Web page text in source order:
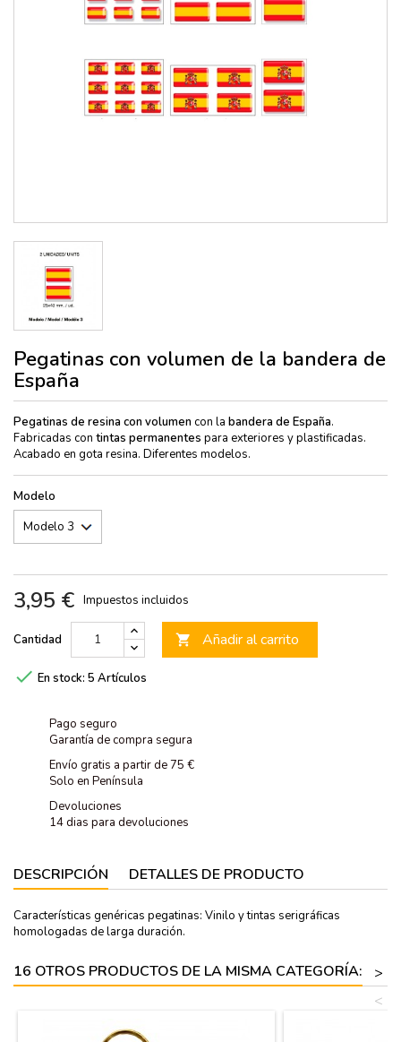
Pegatinas con volumen de la bandera de
España
Pegatinas de resina con volumen con la bandera de España.
Fabricadas con tintas permanentes para exteriores y plastificadas.
Acabado en gota resina. Diferentes modelos.
Modelo
3,95 € Impuestos incluidos
Cantidad  Añadir al carrito
 En stock: 5 Artículos
Pago seguro
Garantía de compra segura
Envío gratis a partir de 75 €
Solo en Península
Devoluciones
14 dias para devoluciones
DESCRIPCIÓN DETALLES DE PRODUCTO
Características genéricas pegatinas: Vinilo y tintas serigráficas
homologadas de larga duración.
16 OTROS PRODUCTOS DE LA MISMA CATEGORÍA:
>
<